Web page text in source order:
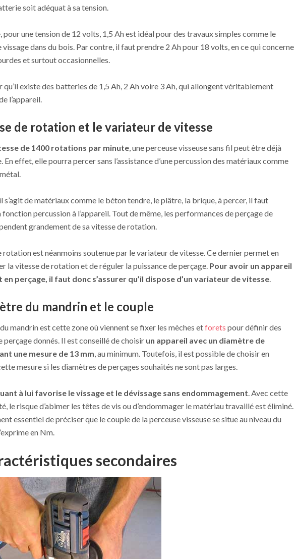
soit adéquat à sa tension.
pour une tension de 12 volts, 1,5 Ah est idéal pour des travaux simples comme le
vissage dans du bois. Par contre, il faut prendre 2 Ah pour 18 volts, en ce qui concerne
et surtout occasionnelles.
qu’il existe des batteries de 1,5 Ah, 2 Ah voire 3 Ah, qui allongent véritablement
l’appareil.
de rotation et le variateur de vitesse
de 1400 rotations par minute, une perceuse visseuse sans fil peut être déjà
effet, elle pourra percer sans l’assistance d’une percussion des matériaux comme
s’agit de matériaux comme le béton tendre, le plâtre, la brique, à percer, il faut
percussion à l’appareil. Tout de même, les performances de perçage de
grandement de sa vitesse de rotation.
rotation est néanmoins soutenue par le variateur de vitesse. Ce dernier permet en
la vitesse de rotation et de réguler la puissance de perçage. Pour avoir un appareil
perçage, il faut donc s’assurer qu’il dispose d’un variateur de vitesse.
du mandrin et le couple
mandrin est cette zone où viennent se fixer les mèches etforets pour définir des
perçage donnés. Il est conseillé de choisir un appareil avec un diamètre de
une mesure de 13 mm, au minimum. Toutefois, il est possible de choisir en
mesure si les diamètres de perçages souhaités ne sont pas larges.
à lui favorise le vissage et le dévissage sans endommagement. Avec cette
le risque d’abimer les têtes de vis ou d’endommager le matériau travaillé est éliminé.
essentiel de préciser que le couple de la perceuse visseuse se situe au niveau du
en Nm.
secondaires